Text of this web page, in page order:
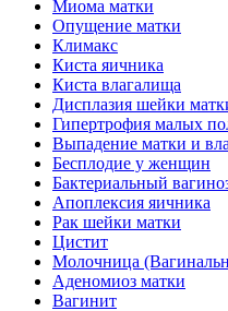
Миома матки
Опущение матки
Климакс
Киста яичника
Киста влагалища
Дисплазия шейки
Гипертрофия малых
Выпадение матки и
Бесплодие у женщин
Бактериальный
Апоплексия яичника
Рак шейки матки
Цистит
Молочница
Аденомиоз матки
Вагинит